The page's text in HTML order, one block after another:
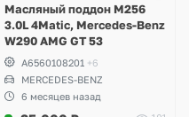
Масляный поддон M256
3.0L 4Matic, Mercedes-Benz
W290 AMG GT 53
A6560108201 +6
MERCEDES-BENZ
6 месяцев назад